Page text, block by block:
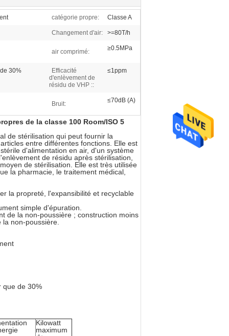
catégorie propre: Classe A
Changement d'air: >=80T/h
air comprimé: ≥0.5MPa
30%
Efficacité
d'enlèvement de
résidu de VHP ::
≤1ppm
Bruit: ≤70dB (A)
de la classe 100 Room/ISO 5
de stérilisation qui peut fournir la
entre différentes fonctions. Elle est
d'alimentation en air, d'un système
de résidu après stérilisation,
de stérilisation. Elle est très utilisée
la pharmacie, le traitement médical,
la propreté, l'expansibilité et recyclable
simple d'épuration.
de la non-poussière ; construction moins
non-poussière.
que de 30%
Kilowatt
maximum